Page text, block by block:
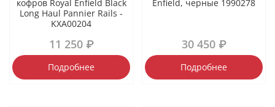
кофров Royal Enfield Black
Long Haul Pannier Rails -
KXA00204
11 250 ₽
Подробнее
Enfield, черные 1990278
30 450 ₽
Подробнее